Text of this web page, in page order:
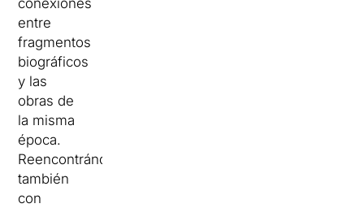
entre
fragmentos
biográficos
y las
obrasde
la misma
época.
Reencontrándose
también
con